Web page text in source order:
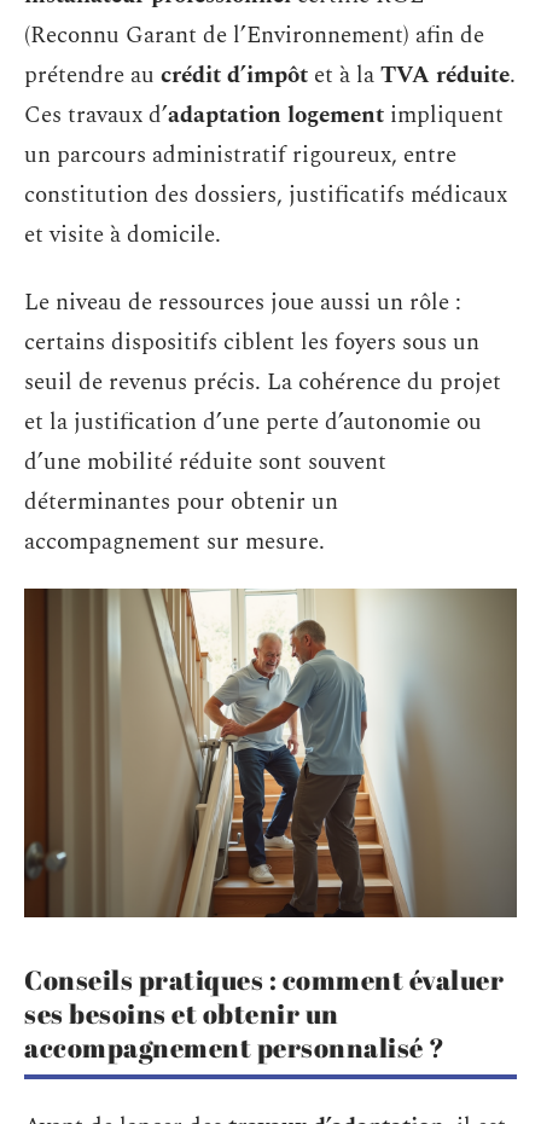
(Reconnu Garant de l’Environnement) afin de
prétendre au crédit d’impôt et à laTVA réduite.
Ces travaux d’adaptation logement impliquent
un parcours administratif rigoureux, entre
constitution des dossiers, justificatifs médicaux
et visite à domicile.
Le niveau de ressources joue aussi un rôle :
certains dispositifs ciblent les foyers sous un
seuil de revenus précis. La cohérence du projet
et la justification d’une perte d’autonomie ou
d’une mobilité réduite sont souvent
déterminantes pour obtenir un
accompagnement sur mesure.
Conseils pratiques : comment évaluer
ses besoins et obtenir un
accompagnement personnalisé ?